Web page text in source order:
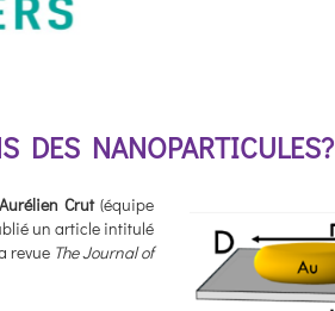
DES NANOPARTICULES?
Aurélien Crut(équipe
un article intitulé
revue The Journal of